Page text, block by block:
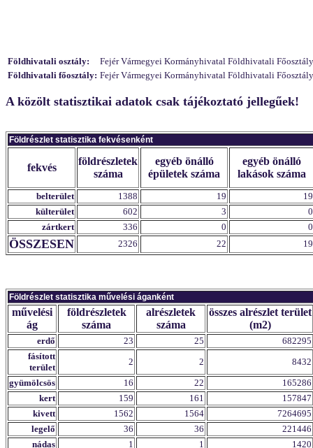
Földhivatali osztály:
Fejér Vármegyei Kormányhivatal Földhivatali
Földhivatali főosztály: Fejér Vármegyei Kormányhivatal Földhivatali
A közölt statisztikai adatok csak tájékoztató jellegűek!
Földrészlet statisztika fekvésenként
fekvés
földrészletek
száma
egyéb önálló
épületek száma
egyéb önálló
lakások száma
belterület 1388 19
19
külterület
602 3
0
zártkert
336 0 0
ÖSSZESEN 2326 22 19
Földrészlet statisztika művelési áganként
művelési
ág
földrészletek
száma
alrészletek
száma
összes alrészlet terület
(m2)
erdő 23 25
682295
fásított
terület
2 2
8432
gyümölcsös
16 22
165286
kert
159 161
157847
kivett
1562 1564
7264695
legelő
36 36
221446
nádas
1 1
1420